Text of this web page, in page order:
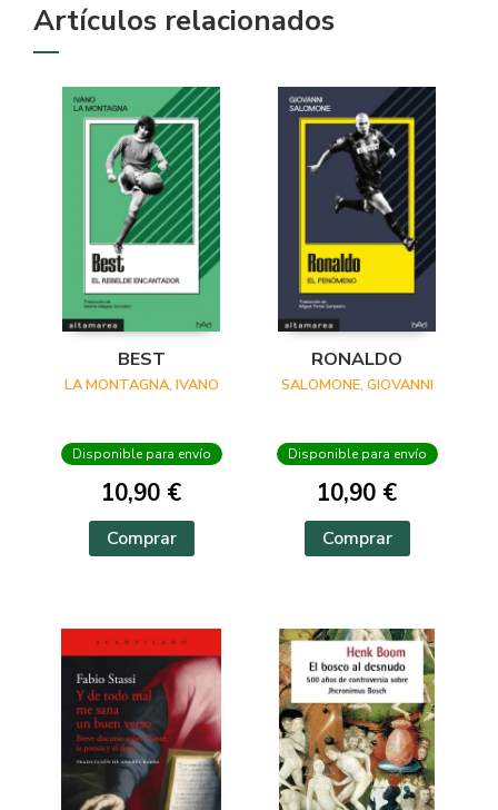
Artículos relacionados
BEST
LA MONTAGNA, IVANO
Disponible para envío
10,90 €
Comprar
RONALDO
SALOMONE, GIOVANNI
Disponible para envío
10,90 €
Comprar